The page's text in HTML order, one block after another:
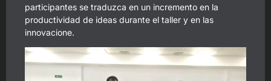
participantes se traduzca en un incremento en la
productividad de ideas durante el taller y en las
innovacione.